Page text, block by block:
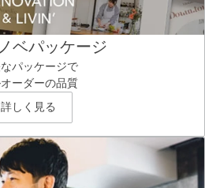
ベパッケージ
パッケージで
ーダーの品質
詳しく見る